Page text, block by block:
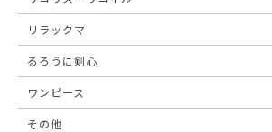
リラックマ
るろうに剣心
ワンピース
その他